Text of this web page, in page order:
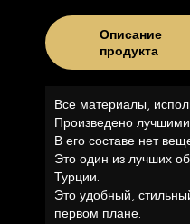
Описание
продукта
Все материалы,
Произведено
В его составе нет
Это один из лучших
Турции.
Это удобный,
первом плане.